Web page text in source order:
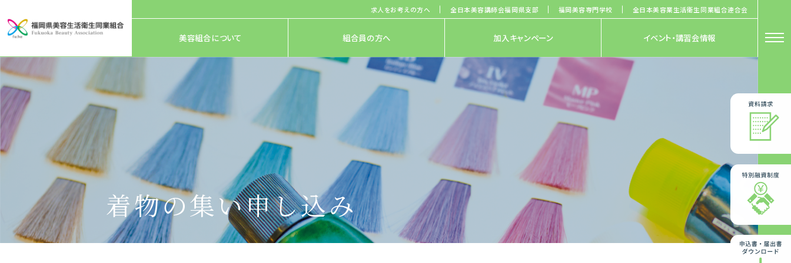
求人をお考えの方へ 全日本美容講師会福岡県支部 福岡美容専門学校 全日本美容業生活衛生同業組合連合会
美容組合について 組合員の方へ 加入キャンペーン イベント・講習会情報
着物の集い申し込み